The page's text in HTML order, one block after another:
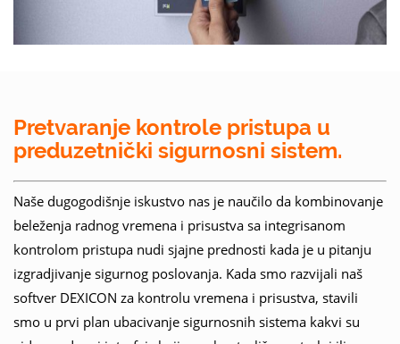
Pretvaranje kontrole pristupa u
preduzetnički sigurnosni sistem.
Naše dugogodišnje iskustvo nas je naučilo da kombinovanje
beleženja radnog vremena i prisustva sa integrisanom
kontrolom pristupa nudi sjajne prednosti kada je u pitanju
izgradjivanje sigurnog poslovanja. Kada smo razvijali naš
softver DEXICON za kontrolu vremena i prisustva, stavili
smo u prvi plan ubacivanje sigurnosnih sistema kakvi su